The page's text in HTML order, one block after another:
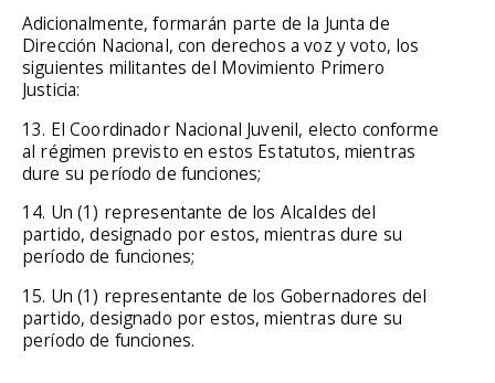
Adicionalmente, formarán parte de la Junta de
Dirección Nacional, con derechos a voz y voto, los
siguientes militantes del Movimiento Primero
Justicia:
13. El Coordinador Nacional Juvenil, electo conforme
al régimen previsto en estos Estatutos, mientras
dure su período de funciones;
14. Un (1) representante de los Alcaldes del
partido, designado por estos, mientras dure su
período de funciones;
15. Un (1) representante de los Gobernadores del
partido, designado por estos, mientras dure su
período de funciones.